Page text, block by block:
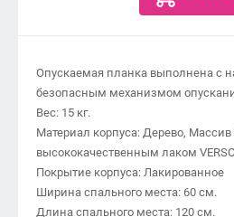
Опускаемая планка выполнена с
безопасным механизмом
Вес: 15 кг.
Материал корпуса: Дерево,
высококачественным лаком
Покрытие корпуса: Лакированное
Ширина спального места: 60 см.
Длина спального места: 120 см.